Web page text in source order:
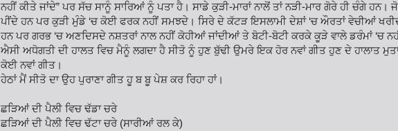
ਨਹੀਂ ਕੀਤੇ ਜਾਂਦੇ” ਪਰ ਸੱਚ ਸਾਨੂੰ ਸਾਰਿਆਂ ਨੂੰ ਪਤਾ ਹੈ। ਸਾਡੇ ਕੁੜੀ-ਮਾਰਾਂ ਨਾਲੋਂ ਤਾਂ ਨੜੀ-ਮਾਰ ਗੋਰੇ ਹੀ ਚੰਗੇ ਹਨ।
ਪੀਂਦੇ ਹਨ ਪਰ ਕੁੜੀ ਮੁੰਡੇ ‘ਚ ਕੋਈ ਫਰਕ ਨਹੀਂ ਸਮਝਦੇ। ਸਿਰੇ ਦੇ ਕੱਟੜ ਇਸਲਾਮੀ ਦੇਸ਼ਾਂ ‘ਚ ਔਰਤਾਂ ਵੇਚੀਆਂ
ਹਨ ਪਰ ਗਰਭ ‘ਚ ਅਣਦਿਸਦੇ ਨਸ਼ਤਰਾਂ ਨਾਲ ਨਹੀਂ ਕੋਹੀਆਂ ਜਾਂਦੀਆਂ ਤੇ ਬੋਟੀ-ਬੋਟੀ ਕਰਕੇ ਕੂੜੇ ਵਾਲੇ ਡਰੰਮਾਂ ‘ਚ
ਐਸੀ ਅਧੋਗਤੀ ਦੀ ਹਾਲਤ ਵਿਚ ਮੈਨੂੰ ਲਗਦਾ ਹੈ ਸੀਤੋ ਨੂੰ ਹੁਣ ਬੁੱਢੀ ਉਮਰੇ ਇਕ ਹੋਰ ਨਵਾਂ ਗੀਤ ਹੁਣ ਦੇ ਹਾਲਾਤ
ਕੋਈ ਨਵਾਂ ਗੀਤ।
ਹੇਠਾਂ ਮੈਂ ਸੀਤੋ ਦਾ ਉਹ ਪੁਰਾਣਾ ਗੀਤ ਹੂ ਬ ਬੂ ਪੇਸ਼ ਕਰ ਰਿਹਾ ਹਾਂ।
ਛੜਿਆਂ ਦੀ ਪੈਲੀ ਵਿਚ ਢੱਡਾ ਚਰੇ
ਛੜਿਆਂ ਦੀ ਪੈਲੀ ਵਿਚ ਢੱਟਾ ਚਰੇ (ਸਾਰੀਆਂ ਰਲ ਕੇ)